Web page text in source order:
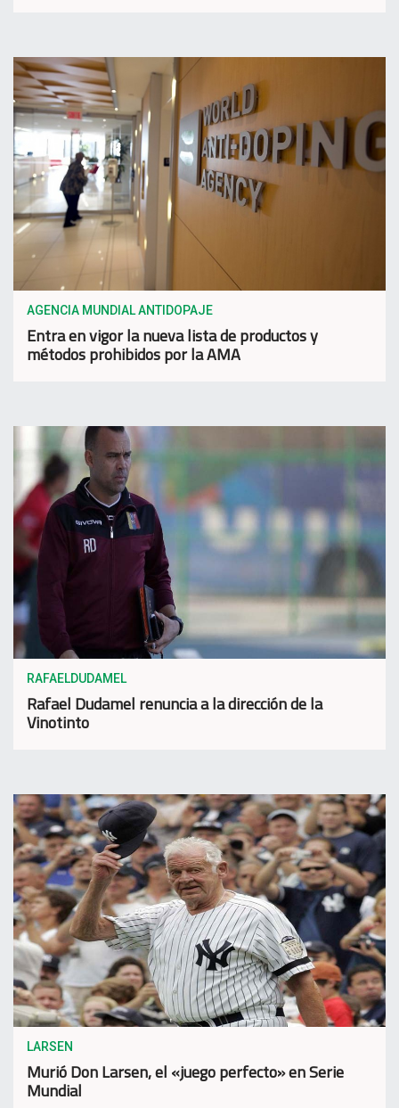
AGENCIA MUNDIAL ANTIDOPAJE
Entra en vigor la nueva lista de productos y
métodos prohibidos por la AMA
RAFAELDUDAMEL
Rafael Dudamel renuncia a la dirección de la
Vinotinto
LARSEN
Murió Don Larsen, el «juego perfecto» en Serie
Mundial